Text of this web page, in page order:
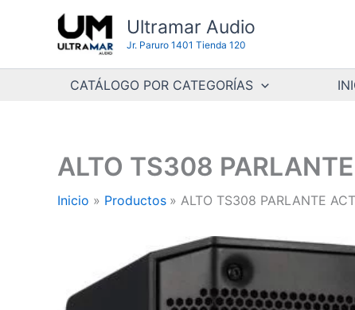
contenido
Ultramar Audio
Jr. Paruro 1401 Tienda 120
CATÁLOGO POR CATEGORÍAS
ALTO TS308
Inicio Productos ALTO TS308 PARLANTE